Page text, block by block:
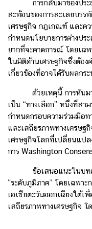
การกลับมาของประธ
สะท้อนของการละเลยบรร
เศรษฐกิจ กฎเกณฑ์ และค
กำหนดนโยบายการต่างป
ยากที่จะคาดการณ์ โดยเฉพ
ในมิติด้านเศรษฐกิจซึ่งต้อง
เกี่ยวข้องที่อาจได้รับผลกร
ด้วยเหตุนี้ การหันมาใ
เป็น “ทางเลือก” หนึ่งที่สา
กำหนดกรอบความร่วมมือท
และเสถียรภาพทางเศรษฐ
เศรษฐกิจโลกที่เปลี่ยนแป
การ Washington
ข้อเสนอแนะในบทคว
“ระดับภูมิภาค” โดยเฉพาะ
เอเชียตะวันออกเฉียงใต้เ
เสถียรภาพทางเศรษฐกิจ